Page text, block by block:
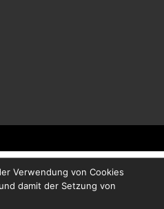
Verwendung von Cookies
damit der Setzung von